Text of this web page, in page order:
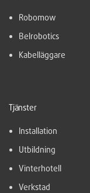
Robomow
Belrobotics
Kabelläggare
Tjänster
Installation
Utbildning
Vinterhotell
Verkstad